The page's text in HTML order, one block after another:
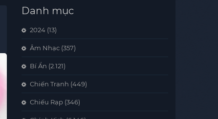
Danh mục
2024 (13)
Âm Nhạc (357)
Bí Ẩn (2.121)
Chiến Tranh (449)
Chiếu Rạp (346)